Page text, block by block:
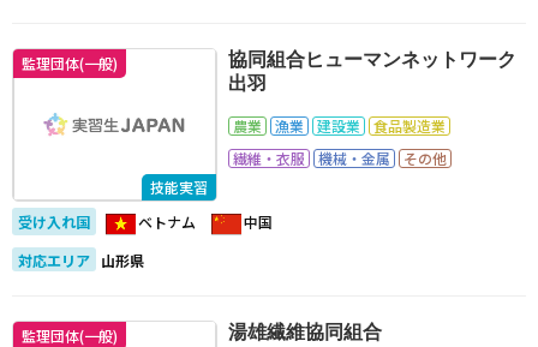
監理団体(一般)
技能実習
協同組合ヒューマンネットワーク
出羽
農業 漁業 建設業
食品製造業
繊維・衣服
機械・金属 その他
受け入れ国 ベトナム
中国
対応エリア 山形県
監理団体(一般) 湯雄繊維協同組合